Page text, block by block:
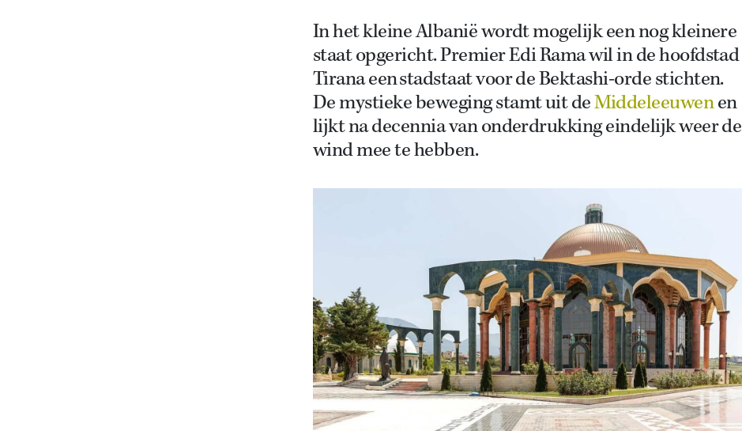
In het kleine Albanië wordt mogelijk een nog kleinere
staat opgericht. Premier Edi Rama wil in de hoofdstad
Tirana een stadstaat voor de Bektashi-orde stichten.
De mystieke beweging stamt uit deMiddeleeuwenen
lijkt na decennia van onderdrukking eindelijk weer de
wind mee te hebben.